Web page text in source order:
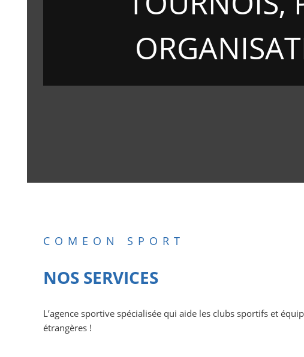
COMEON SPORT
NOS SERVICES
L’agence sportive spécialisée qui aide les clubs sportifs et
étrangères !